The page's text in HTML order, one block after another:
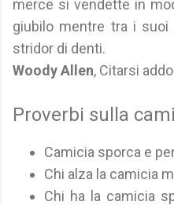
merce si vendette in
giubilo mentre tra i
stridor di denti.
Woody Allen, Citarsi
Proverbi sulla
Camicia sporca e
Chi alza la camicia
Chi ha la camicia